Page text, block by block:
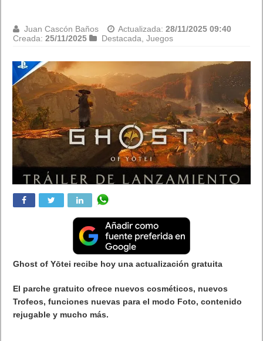
Juan Cascón Baños Actualizada:28/11/2025 09:40
Creada:25/11/2025 Destacada ,Juegos
Ghost of Yōtei recibe hoy una actualización gratuita
El parche gratuito ofrece nuevos cosméticos, nuevos
Trofeos, funciones nuevas para el modo Foto, contenido
rejugable y mucho más.